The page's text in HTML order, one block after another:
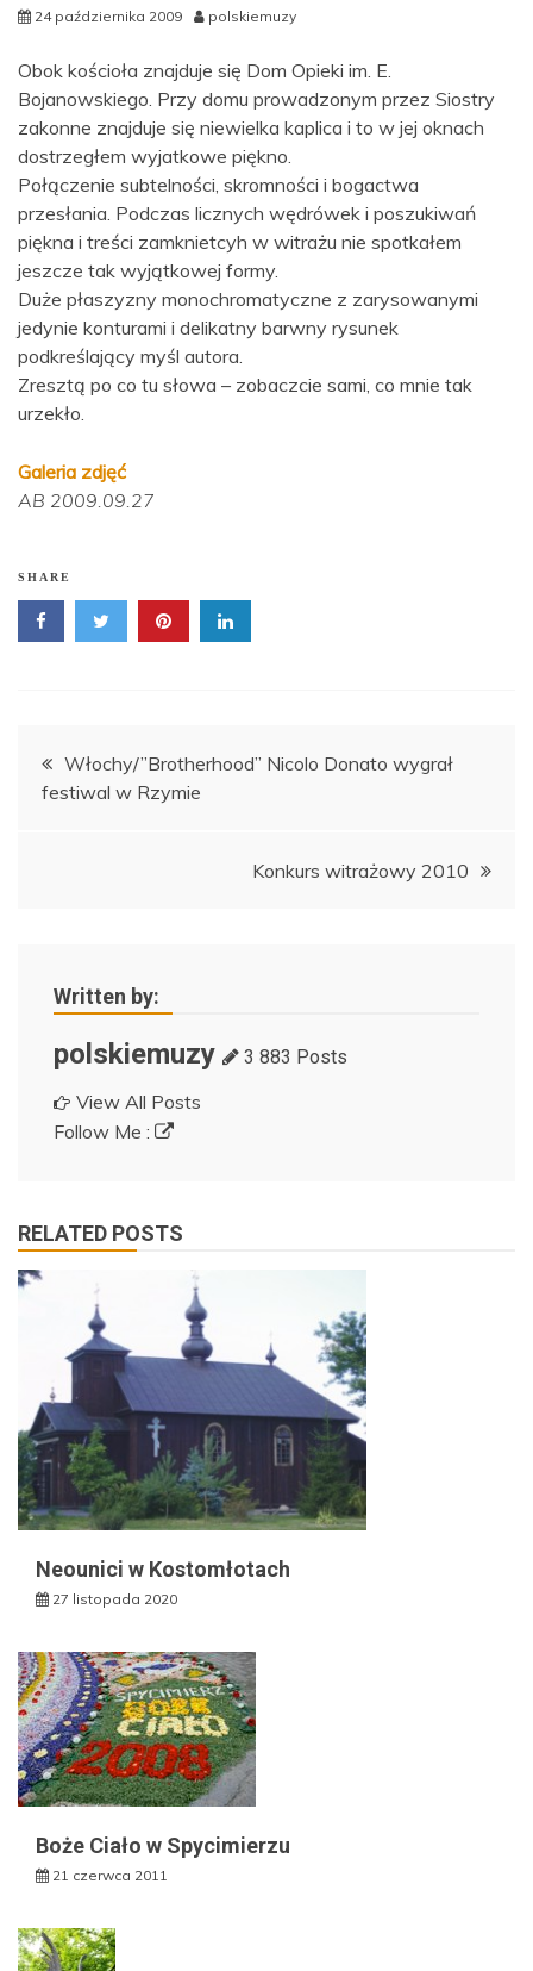
24 października 2009 polskiemuzy
Obok kościoła znajduje się Dom Opieki im. E.
Bojanowskiego. Przy domu prowadzonym przez Siostry
zakonne znajduje się niewielka kaplica i to w jej oknach
dostrzegłem wyjatkowe piękno.
Połączenie subtelności, skromności i bogactwa
przesłania. Podczas licznych wędrówek i poszukiwań
piękna i treści zamknietcyh w witrażu nie spotkałem
jeszcze tak wyjątkowej formy.
Duże płaszyzny monochromatyczne z zarysowanymi
jedynie konturami i delikatny barwny rysunek
podkreślający myśl autora.
Zresztą po co tu słowa – zobaczcie sami, co mnie tak
urzekło.
Galeria zdjęć
AB 2009.09.27
SHARE
Nawigacja
wpisu
Włochy/”Brotherhood” Nicolo Donato wygrał
festiwal w Rzymie
Konkurs witrażowy 2010
Written by:
polskiemuzy 3 883 Posts
View All Posts
Follow Me :
RELATED POSTS
Neounici w Kostomłotach
27 listopada 2020
Boże Ciało w Spycimierzu
21 czerwca 2011